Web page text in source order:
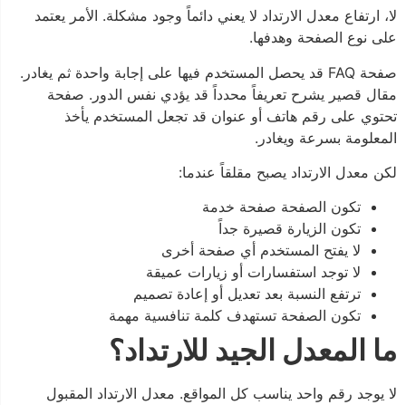
لا، ارتفاع معدل الارتداد لا يعني دائماً وجود مشكلة. الأمر يعتمد
على نوع الصفحة وهدفها.
صفحة FAQ قد يحصل المستخدم فيها على إجابة واحدة ثم يغادر.
مقال قصير يشرح تعريفاً محدداً قد يؤدي نفس الدور. صفحة
تحتوي على رقم هاتف أو عنوان قد تجعل المستخدم يأخذ
المعلومة بسرعة ويغادر.
لكن معدل الارتداد يصبح مقلقاً عندما:
تكون الصفحة صفحة خدمة
تكون الزيارة قصيرة جداً
لا يفتح المستخدم أي صفحة أخرى
لا توجد استفسارات أو زيارات عميقة
ترتفع النسبة بعد تعديل أو إعادة تصميم
تكون الصفحة تستهدف كلمة تنافسية مهمة
ما المعدل الجيد للارتداد؟
لا يوجد رقم واحد يناسب كل المواقع. معدل الارتداد المقبول